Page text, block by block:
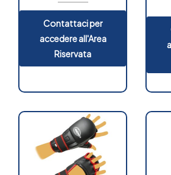
Contattaci per
accedere all'Area
Riservata